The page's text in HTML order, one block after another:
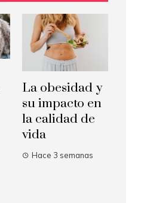
La obesidad y
su impacto en
la calidad de
vida
Hace 3 semanas